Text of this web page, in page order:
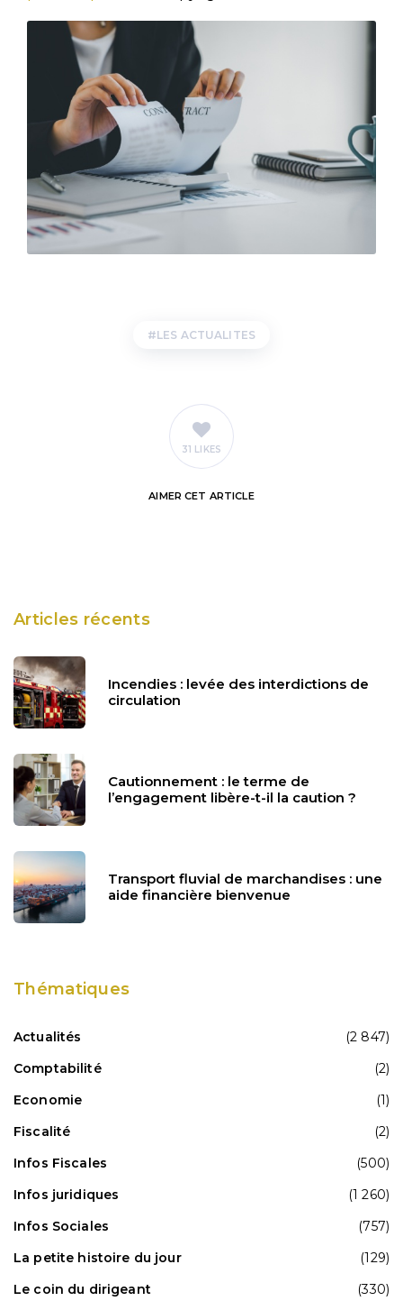
LES ACTUALITES
31 LIKES
AIMER CET ARTICLE
Articles récents
Incendies : levée des interdictions de
circulation
Cautionnement : le terme de
l’engagement libère-t-il la caution ?
Transport fluvial de marchandises : une
aide financière bienvenue
Thématiques
Actualités
(2 847)
Comptabilité
(2)
Economie
(1)
Fiscalité
(2)
Infos Fiscales
(500)
Infos juridiques
(1 260)
Infos Sociales
(757)
La petite histoire du jour
(129)
Le coin du dirigeant
(330)